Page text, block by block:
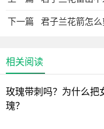
置在树荫下养护，可
光照较弱，应该将君
君子兰喜肥，在养护
肥水，但是施肥的浓度
也不能太少，可能会导
下一篇 君子兰花箭怎
相关阅读
玫瑰带刺吗？为什么把
瑰？